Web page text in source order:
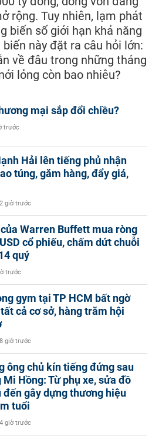
rộng. Tuy nhiên, lạm phát
biến số giới hạn khả năng
này đặt ra câu hỏi lớn:
về đâu trong những tháng
lỏng còn bao nhiêu?
mại sắp đổi chiều?
trước
Hải lên tiếng phủ nhận
túng, găm hàng, đẩy giá,
2 giờ trước
Warren Buffett mua ròng
cổ phiếu, chấm dứt chuỗi
quý
trước
gym tại TP HCM bất ngờ
cả cơ sở, hàng trăm hội
8 giờ trước
ông chủ kín tiếng đứng sau
Hồng: Từ phụ xe, sửa đồ
đến gây dựng thương hiệu
tuổi
4 giờ trước